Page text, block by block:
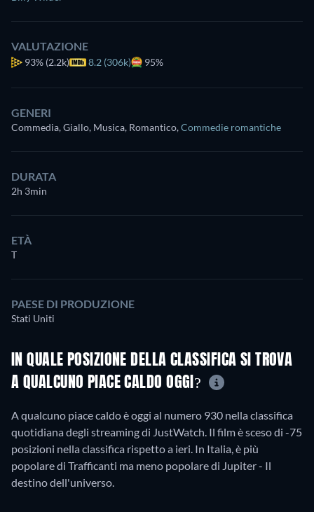
VALUTAZIONE
93% (2.2k) 8.2 (306k) 95%
GENERI
Commedia, Giallo, Musica, Romantico,Commedie romantiche
DURATA
2h 3min
ETÀ
T
PAESE DI PRODUZIONE
Stati Uniti
IN QUALE POSIZIONE DELLA CLASSIFICA SI TROVA
A QUALCUNO PIACE CALDO OGGI?
A qualcuno piace caldo è oggi al numero 930 nella classifica
quotidiana degli streaming di JustWatch. Il film è sceso di -75
posizioni nella classifica rispetto a ieri. In Italia, è più
popolare di Trafficanti ma meno popolare di Jupiter - Il
destino dell'universo.